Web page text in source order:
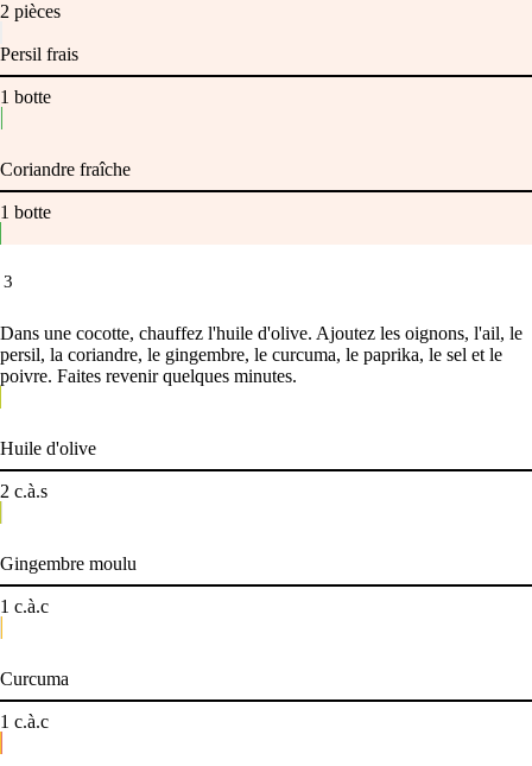
2 pièces
Persil frais
1 botte
Coriandre fraîche
1 botte
3
Dans une cocotte, chauffez l'huile d'olive. Ajoutez les oignons, l'ail, le
persil, la coriandre, le gingembre, le curcuma, le paprika, le sel et le
poivre. Faites revenir quelques minutes.
Huile d'olive
2 c.à.s
Gingembre moulu
1 c.à.c
Curcuma
1 c.à.c